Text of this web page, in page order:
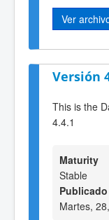
Ver
Versión
This is the
4.4.1
Maturity
Stable
Martes,